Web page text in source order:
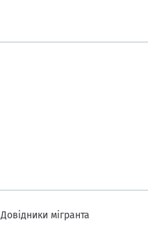
Довідники мігранта